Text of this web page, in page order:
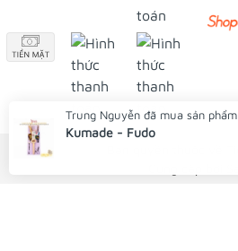
👉Phụ Kiện Bạch Dương
Instagram:
Tiệm Điều Ước
Trung Nguyễn đã mua sản phẩm
Kumade - Fudo